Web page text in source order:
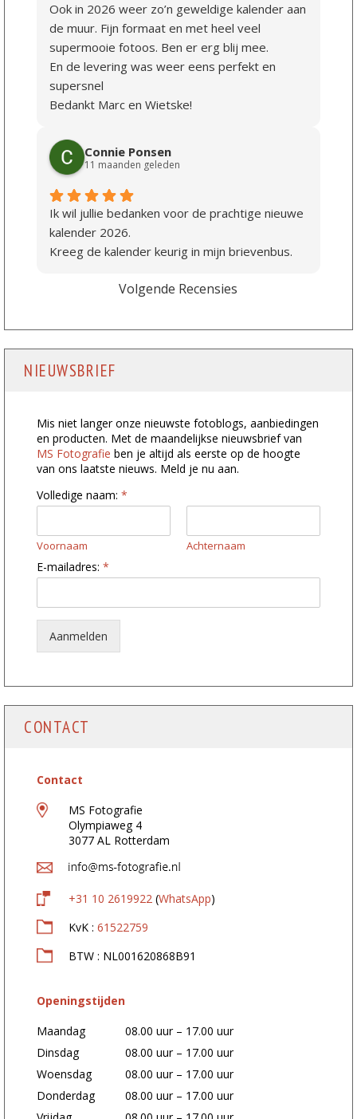
Ook in 2026 weer zo’n geweldige kalender aan
de muur. Fijn formaat en met heel veel
supermooie fotoos. Ben er erg blij mee.
En de levering was weer eens perfekt en
supersnel
Bedankt Marc en Wietske!
Connie Ponsen
11 maanden geleden
Ik wil jullie bedanken voor de prachtige nieuwe
kalender 2026.
Kreeg de kalender keurig in mijn brievenbus.
Volgende Recensies
NIEUWSBRIEF
Mis niet langer onze nieuwste fotoblogs, aanbiedingen
en producten. Met de maandelijkse nieuwsbrief van
MS Fotografie ben je altijd als eerste op de hoogte
van ons laatste nieuws. Meld je nu aan.
Volledige naam:*
Voornaam Achternaam
*
V
l
l
d
e
E
-
m
l
d
r
:
E-mailadres:*
Aanmelden
CONTACT
Contact
MS Fotografie
Olympiaweg 4
3077 AL Rotterdam
+31 10 2619922 (WhatsApp)
KvK :61522759
BTW : NL001620868B91
Openingstijden
Maandag
08.00 uur – 17.00 uur
Dinsdag
08.00 uur – 17.00 uur
Woensdag
08.00 uur – 17.00 uur
Donderdag
08.00 uur – 17.00 uur